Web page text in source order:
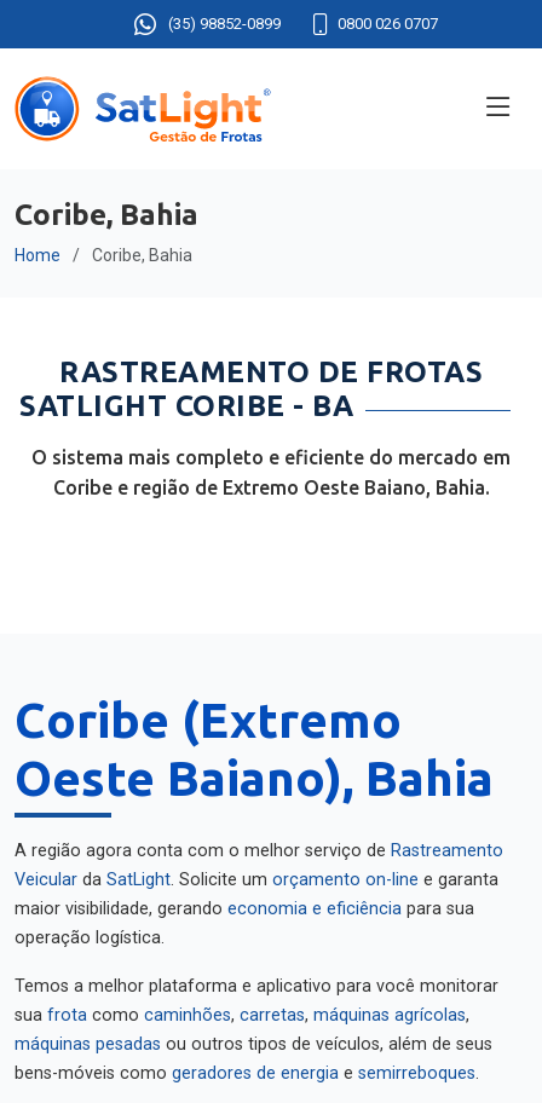
(35) 98852-0899 0800 026 0707
Coribe, Bahia
Home Coribe, Bahia
RASTREAMENTO DE FROTAS
SATLIGHT CORIBE - BA
O sistema mais completo e eficiente do mercado em
Coribe e região de Extremo Oeste Baiano, Bahia.
Coribe (Extremo
Oeste Baiano), Bahia
A região agora conta com o melhor serviço de Rastreamento
Veicular da SatLight. Solicite um orçamento on-line e garanta
maior visibilidade, gerando economia e eficiência para sua
operação logística.
Temos a melhor plataforma e aplicativo para você monitorar
sua frota como caminhões, carretas, máquinas agrícolas,
máquinas pesadas ou outros tipos de veículos, além de seus
bens-móveis como geradores de energia e semirreboques.